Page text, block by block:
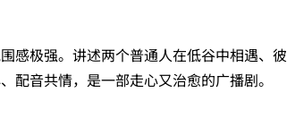
感极强。讲述两个普通人在低谷中相遇、彼
配音共情，是一部走心又治愈的广播剧。